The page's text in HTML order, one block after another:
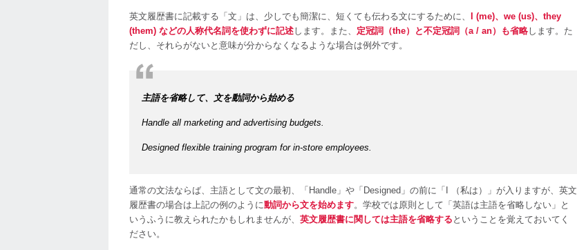
英文履歴書に記載する「文」は、少しでも簡潔に、短くても伝わる文にするために、
I (me)、we (us)、they
(them) などの人称代名詞を使わずに記述します。また、 定冠詞（the）と不定冠詞（a / an）も省略します。た
だし、それらがないと意味が分からなくなるような場合は例外です。
主語を省略して、文を動詞から始める
Handle all marketing and advertising budgets.
Designed flexible training program for in-store employees.
通常の文法ならば、主語として文の最初、「Handle」や「Designed」の前に「I （私は）」が入りますが、英文
履歴書の場合は上記の例のように動詞から文を始めます。学校では原則として「英語は主語を省略しない」と
いうふうに教えられたかもしれませんが、 英文履歴書に関しては主語を省略する ということを覚えておいてく
ださい。